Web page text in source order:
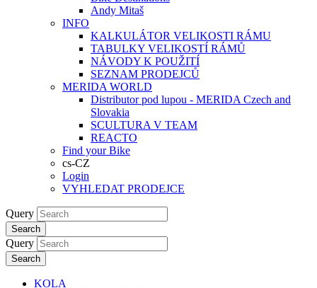
Andy Mitaš
INFO
KALKULÁTOR VELIKOSTI RÁMU
TABULKY VELIKOSTÍ RÁMŮ
NÁVODY K POUŽITÍ
SEZNAM PRODEJCŮ
MERIDA WORLD
Distributor pod lupou - MERIDA Czech and
Slovakia
SCULTURA V TEAM
REACTO
Find your Bike
cs-CZ
Login
VYHLEDAT PRODEJCE
Query
Search
Query
Search
KOLA